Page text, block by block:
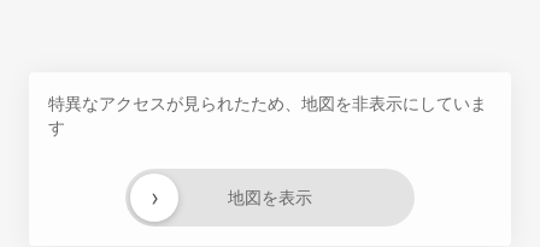
特異なアクセスが見られたため、地図を非表示にしていま
す
地図を表示
›